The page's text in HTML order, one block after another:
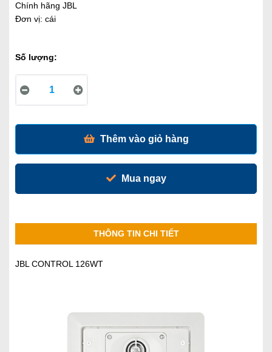
Chính hãng JBL
Đơn vị: cái
Số lượng:
Thêm vào giỏ hàng
Mua ngay
THÔNG TIN CHI TIẾT
JBL CONTROL 126WT